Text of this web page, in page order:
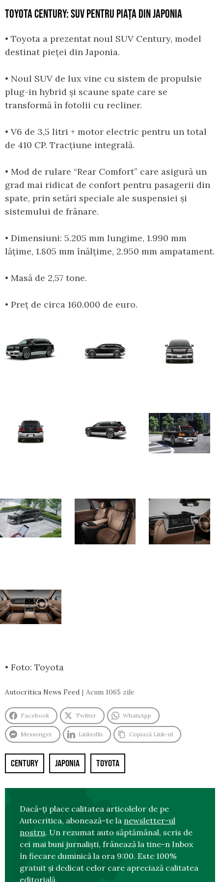
TOYOTA CENTURY: SUV PENTRU PIAȚA DIN JAPONIA
• Toyota a prezentat noul SUV Century, model
destinat pieței din Japonia.
• Noul SUV de lux vine cu sistem de propulsie
plug-in hybrid și scaune spate care se
transformă în fotolii cu recliner.
• V6 de 3,5 litri + motor electric pentru un total
de 410 CP. Tracțiune integrală.
• Mod de rulare “Rear Comfort” care asigură un
grad mai ridicat de confort pentru pasagerii din
spate, prin setări speciale ale suspensiei și
sistemului de frânare.
• Dimensiuni: 5.205 mm lungime, 1.990 mm
lățime, 1.805 mm înălțime, 2.950 mm ampatament.
• Masă de 2,57 tone.
• Preț de circa 160.000 de euro.
• Foto: Toyota
Autocritica News Feed Acum 1065 zile
Facebook Twitter WhatsApp
Messenger LinkedIn Copiază Link-ul
CENTURY JAPONIA TOYOTA
Dacă-ți place calitatea articolelor de pe
Autocritica, abonează-te la newsletter-ul
nostru. Un rezumat auto săptămânal, scris de
cei mai buni jurnaliști, frânează la tine-n Inbox
în fiecare duminică la ora 9:00. Este 100%
gratuit și dedicat celor care apreciază calitatea
editorială.